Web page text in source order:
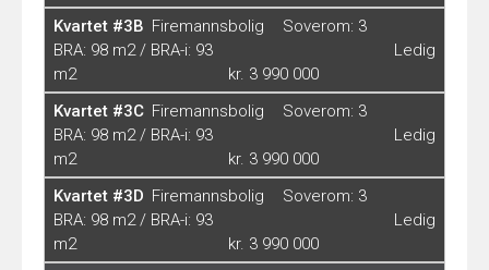
Kvartet #3B Firemannsbolig
Soverom: 3
BRA: 98 m2 / BRA-i: 93
m2
kr. 3 990 000
Ledig
Kvartet #3C Firemannsbolig
Soverom: 3
BRA: 98 m2 / BRA-i: 93
m2
kr. 3 990 000
Ledig
Kvartet #3D Firemannsbolig
Soverom: 3
BRA: 98 m2 / BRA-i: 93
m2
kr. 3 990 000
Ledig